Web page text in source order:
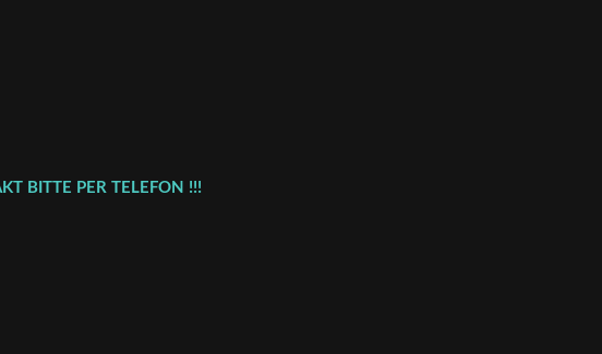
BITTE PER TELEFON !!!